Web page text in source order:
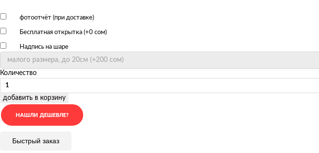
фотоотчёт (при доставке)
Бесплатная открытка (+0 сом)
Надпись на шаре
Количество
добавить в корзину
Быстрый заказ